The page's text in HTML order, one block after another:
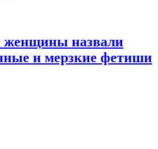
назвали
и мерзкие фетиши